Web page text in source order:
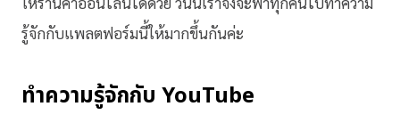
รู้จักกับแพลตฟอร์มนี้ให้มากขึ้นกันค่ะ
ทำความรู้จักกับ YouTube